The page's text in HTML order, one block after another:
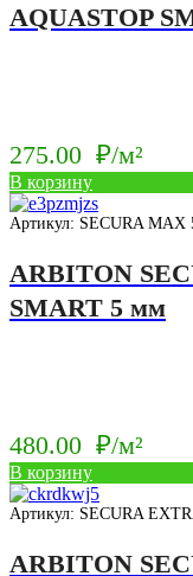
AQUASTOP
275.00 ₽/м²
В корзину
Артикул: SECURA MAX
ARBITON
SMART 5 мм
480.00 ₽/м²
В корзину
Артикул: SECURA
ARBITON